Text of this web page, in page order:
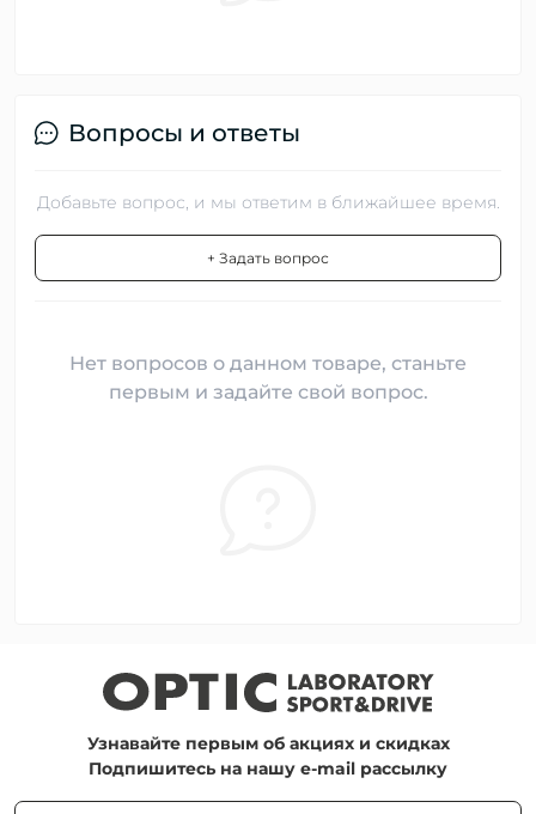
Вопросы и ответы
Добавьте вопрос, и мы ответим в ближайшее время.
+ Задать вопрос
Нет вопросов о данном товаре, станьте
первым и задайте свой вопрос.
Узнавайте первым об акциях и скидках
Подпишитесь на нашу e-mail рассылку